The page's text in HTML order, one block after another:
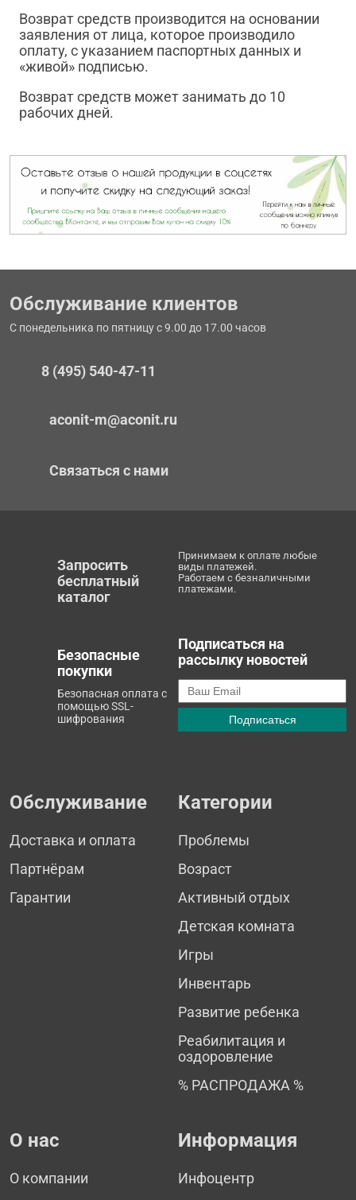
Возврат средств производится на основании
заявления от лица, которое производило
оплату, с указанием паспортных данных и
«живой» подписью.
Возврат средств может занимать до 10
рабочих дней.
Обслуживание клиентов
С понедельника по пятницу с 9.00 до 17.00 часов
8 (495) 540-47-11
aconit-m@aconit.ru
Связаться с нами
Запросить
бесплатный
каталог
Принимаем к оплате любые
виды платежей.
Работаем с безналичными
платежами.
Безопасные
покупки
Безопасная оплата с
помощью SSL-
шифрования
Подписаться на
рассылку новостей
Обслуживание
Доставка и оплата
Партнёрам
Гарантии
Категории
Проблемы
Возраст
Активный отдых
Детская комната
Игры
Инвентарь
Развитие ребенка
Реабилитация и
оздоровление
% РАСПРОДАЖА %
О нас
О компании
Информация
Инфоцентр